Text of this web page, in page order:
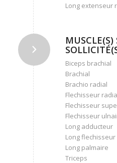
Long extenseur
MUSCLE(S)
Biceps brachial
Brachial
Brachio radial
Flechisseur
Flechisseur
Flechisseur
Long adducteur
Long
Long palmaire
Triceps